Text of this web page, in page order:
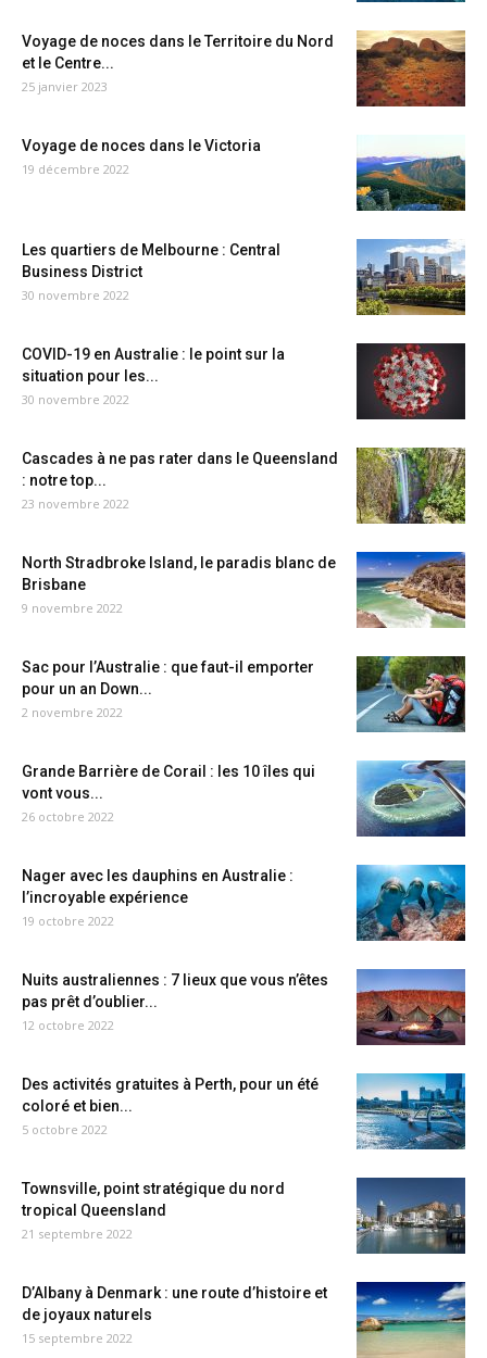
Voyage de noces dans le Territoire du Nord
et le Centre...
25 janvier 2023
Voyage de noces dans le Victoria
19 décembre 2022
Les quartiers de Melbourne : Central
Business District
30 novembre 2022
COVID-19 en Australie : le point sur la
situation pour les...
30 novembre 2022
Cascades à ne pas rater dans le Queensland
: notre top...
23 novembre 2022
North Stradbroke Island, le paradis blanc de
Brisbane
9 novembre 2022
Sac pour l’Australie : que faut-il emporter
pour un an Down...
2 novembre 2022
Grande Barrière de Corail : les 10 îles qui
vont vous...
26 octobre 2022
Nager avec les dauphins en Australie :
l’incroyable expérience
19 octobre 2022
Nuits australiennes : 7 lieux que vous n’êtes
pas prêt d’oublier...
12 octobre 2022
Des activités gratuites à Perth, pour un été
coloré et bien...
5 octobre 2022
Townsville, point stratégique du nord
tropical Queensland
21 septembre 2022
D’Albany à Denmark : une route d’histoire et
de joyaux naturels
15 septembre 2022